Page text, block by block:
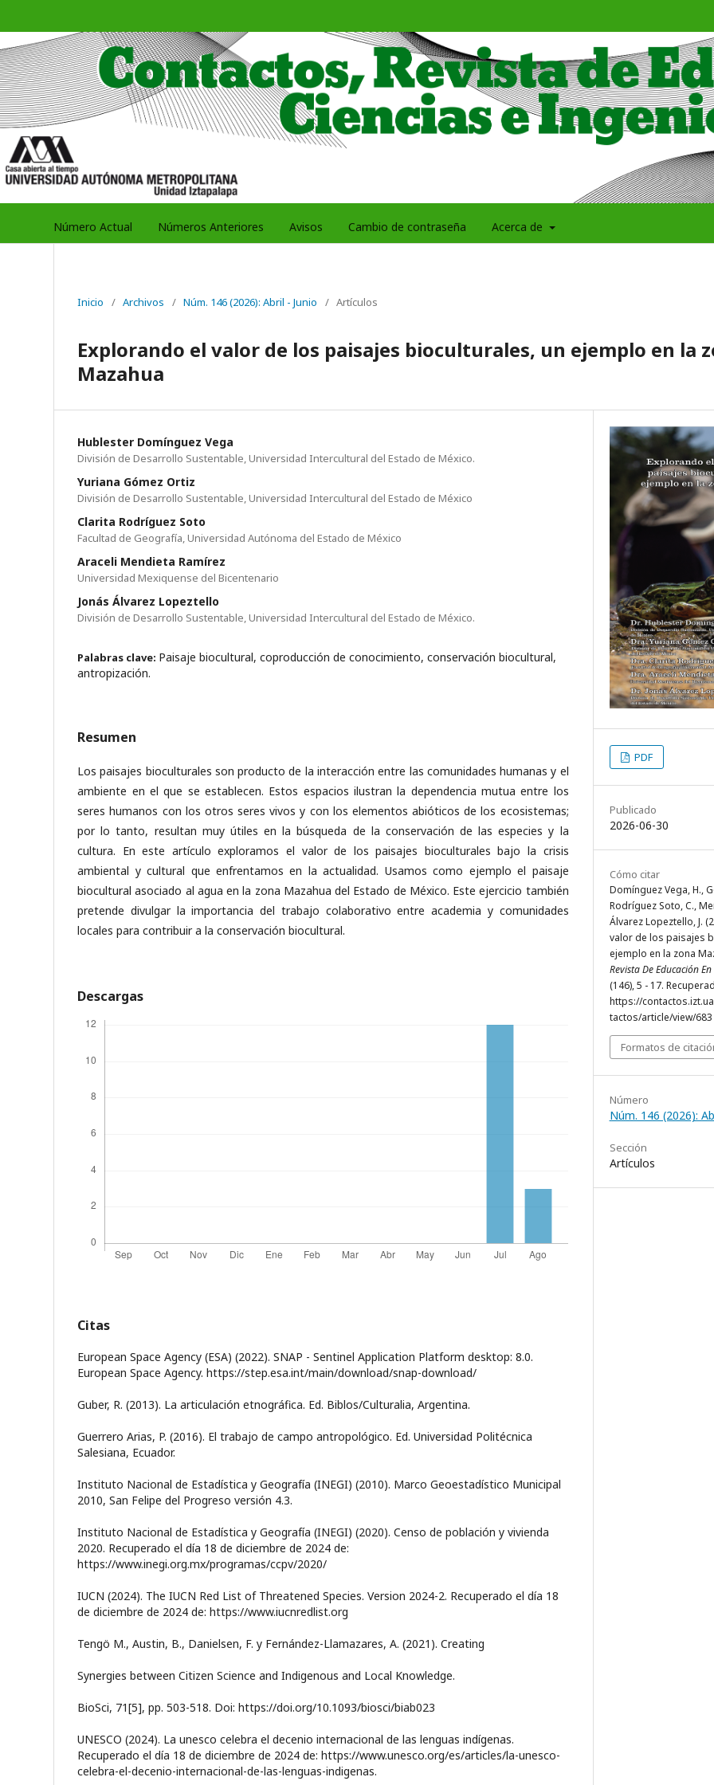
Número Actual Números Anteriores Avisos Cambio de contraseña Acerca de
Inicio / Archivos / Núm. 146 (2026): Abril - Junio / Artículos
Explorando el valor de los paisajes bioculturales, un ejemplo en la
Mazahua
Hublester Domínguez Vega
División de Desarrollo Sustentable, Universidad Intercultural del Estado de México.
Yuriana Gómez Ortiz
División de Desarrollo Sustentable, Universidad Intercultural del Estado de México
Clarita Rodríguez Soto
Facultad de Geografía, Universidad Autónoma del Estado de México
Araceli Mendieta Ramírez
Universidad Mexiquense del Bicentenario
Jonás Álvarez Lopeztello
División de Desarrollo Sustentable, Universidad Intercultural del Estado de México.
Palabras clave: Paisaje biocultural, coproducción de conocimiento, conservación biocultural,
antropización.
Resumen
Los paisajes bioculturales son producto de la interacción entre las comunidades humanas y el
ambiente en el que se establecen. Estos espacios ilustran la dependencia mutua entre los
seres humanos con los otros seres vivos y con los elementos abióticos de los ecosistemas;
por lo tanto, resultan muy útiles en la búsqueda de la conservación de las especies y la
cultura. En este artículo exploramos el valor de los paisajes bioculturales bajo la crisis
ambiental y cultural que enfrentamos en la actualidad. Usamos como ejemplo el paisaje
biocultural asociado al agua en la zona Mazahua del Estado de México. Este ejercicio también
pretende divulgar la importancia del trabajo colaborativo entre academia y comunidades
locales para contribuir a la conservación biocultural.
Descargas
Citas
European Space Agency (ESA) (2022). SNAP - Sentinel Application Platform desktop: 8.0.
European Space Agency. https://step.esa.int/main/download/snap-download/
Guber, R. (2013). La articulación etnográfica. Ed. Biblos/Culturalia, Argentina.
Guerrero Arias, P. (2016). El trabajo de campo antropológico. Ed. Universidad Politécnica
Salesiana, Ecuador.
Instituto Nacional de Estadística y Geografía (INEGI) (2010). Marco Geoestadístico Municipal
2010, San Felipe del Progreso versión 4.3.
Instituto Nacional de Estadística y Geografía (INEGI) (2020). Censo de población y vivienda
2020. Recuperado el día 18 de diciembre de 2024 de:
https://www.inegi.org.mx/programas/ccpv/2020/
IUCN (2024). The IUCN Red List of Threatened Species. Version 2024-2. Recuperado el día 18
de diciembre de 2024 de: https://www.iucnredlist.org
Tengö M., Austin, B., Danielsen, F. y Fernández-Llamazares, A. (2021). Creating
Synergies between Citizen Science and Indigenous and Local Knowledge.
BioSci, 71[5], pp. 503-518. Doi: https://doi.org/10.1093/biosci/biab023
UNESCO (2024). La unesco celebra el decenio internacional de las lenguas indígenas.
Recuperado el día 18 de diciembre de 2024 de: https://www.unesco.org/es/articles/la-unesco-
celebra-el-decenio-internacional-de-las-lenguas-indigenas.
PDF
Publicado
2026-06-30
Cómo citar
Domínguez Vega, H.,
Rodríguez Soto, C.,
Álvarez Lopeztello, J.
valor de los paisajes
ejemplo en la zona
Revista De Educación
(146), 5 - 17.
https://
tactos/article/view/683
Formatos de
Número
Núm. 146 (2026):
Sección
Artículos